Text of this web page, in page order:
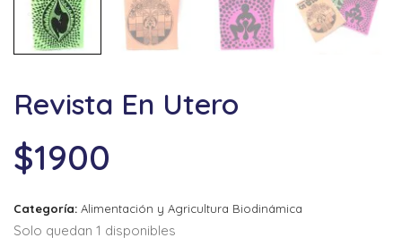
Revista En Utero
$1900
Categoría: Alimentación y Agricultura Biodinámica
Solo quedan 1 disponibles